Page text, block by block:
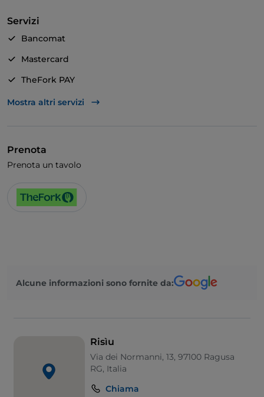
Servizi
Bancomat
Mastercard
TheFork PAY
Unionpay via TheFork PAY
Bagno per disabili
Si parla inglese
Mostra altri servizi
Prenota
Prenota un tavolo
Alcune informazioni sono fornite da:
Risìu
Via dei Normanni, 13, 97100 Ragusa
RG, Italia
Chiama